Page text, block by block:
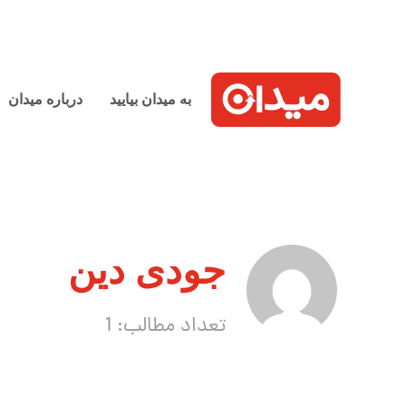
به میدان بیایید درباره میدان
جودی دین
تعداد مطالب: 1